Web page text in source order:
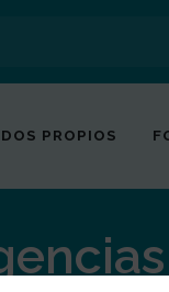
PROPIOS